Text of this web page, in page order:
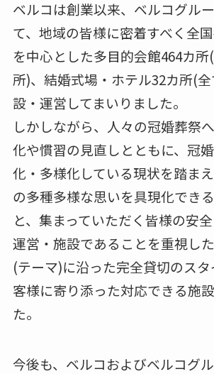
ベルコは創業以来、ベルコグル
て、地域の皆様に密着すべく全
を中心とした多目的会館464カ所
所)、結婚式場・ホテル32カ所(
設・運営してまいりました。
しかしながら、人々の冠婚葬祭
化や慣習の見直しとともに、冠
化・多様化している現状を踏ま
の多種多様な思いを具現化でき
と、集まっていただく皆様の安
運営・施設であることを重視し
(テーマ)に沿った完全貸切のス
客様に寄り添った対応できる施
た。
今後も、ベルコおよびベルコグ